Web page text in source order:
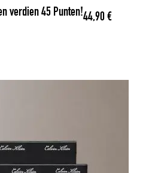
verdien45 Punten!44,90€